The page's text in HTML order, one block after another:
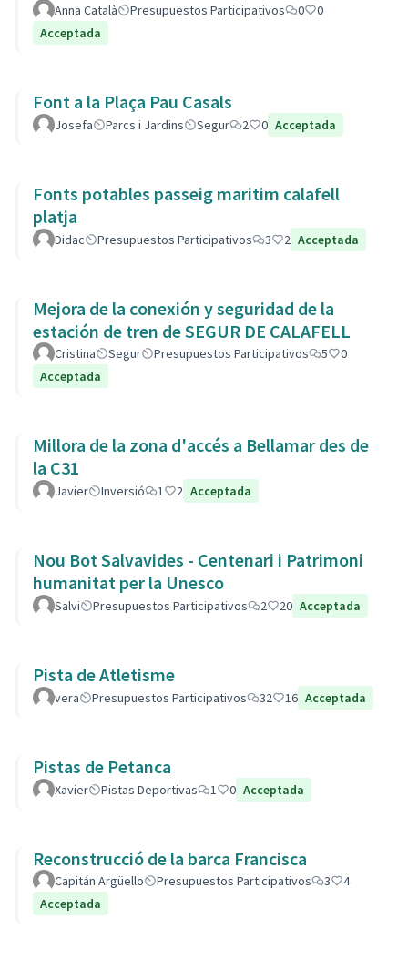
Anna Català Presupuestos Participativos 0
0
Acceptada
Font a la Plaça Pau Casals
Josefa Parcs i Jardins Segur 2 0 Acceptada
Fonts potables passeig maritim calafell
platja
Didac Presupuestos Participativos 3 2 Acceptada
Mejora de la conexión y seguridad de la
estación de tren de SEGUR DE CALAFELL
Cristina Segur Presupuestos Participativos 5
0
Acceptada
Millora de la zona d'accés a Bellamar des de
la C31
Javier Inversió 1 2 Acceptada
Nou Bot Salvavides - Centenari i Patrimoni
humanitat per la Unesco
Salvi Presupuestos Participativos 2 20 Acceptada
Pista de Atletisme
vera Presupuestos Participativos 32 16 Acceptada
Pistas de Petanca
Xavier Pistas Deportivas 1 0 Acceptada
Reconstrucció de la barca Francisca
Capitán Argüello Presupuestos Participativos 3
4
Acceptada